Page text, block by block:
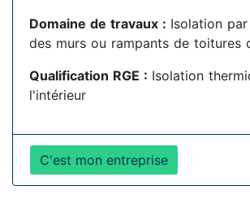
Domaine de travaux : Isolation
des murs ou rampants de toitures
Qualification RGE : Isolation
l'intérieur
C'est mon entreprise